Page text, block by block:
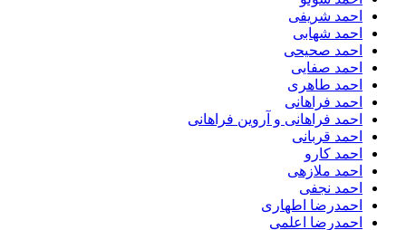
احمد شریفی
احمد شهابی
احمد صحیحی
احمد صفایی
احمد طاهری
احمد فراهانی
احمد فراهانی و آروین فراهانی
احمد قربانی
احمد کارو
احمد ملازهی
احمد نجفی
احمدرضا اطهاری
احمدرضا اعلمی